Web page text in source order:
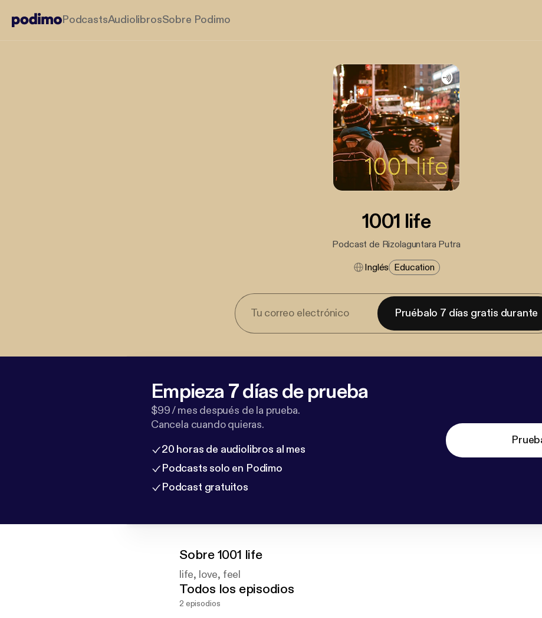
PodcastsAudiolibrosSobre Podimo
1001 life
Podcast de Rizolaguntara Putra
Inglés Education
Pruébalo 7 días gratis durante
Empieza 7 días de prueba
$99 / mes después de la prueba.
Cancela cuando quieras.
20 horas de audiolibros al mes
Podcasts solo en Podimo
Podcast gratuitos
Sobre1001 life
life, love, feel
Todos los episodios
2 episodios